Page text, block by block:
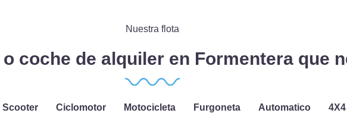
Nuestra flota
coche de alquiler en Formentera que
Scooter Ciclomotor Motocicleta Furgoneta Automatico 4X4